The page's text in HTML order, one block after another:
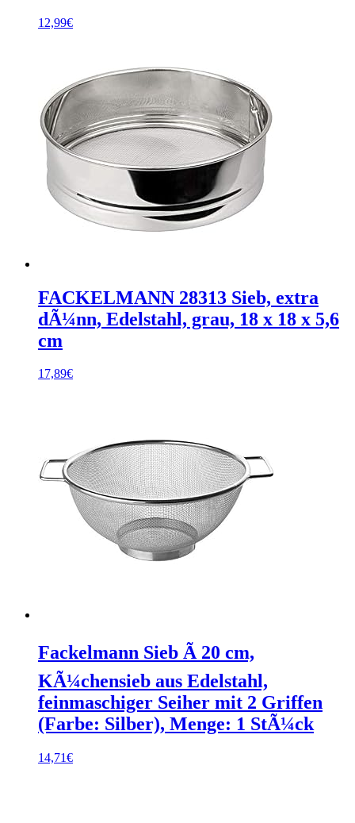
12,99€
FACKELMANN 28313 Sieb, extra
dÃ¼nn, Edelstahl, grau, 18 x 18 x 5,6
cm
17,89€
Fackelmann Sieb Ã 20 cm,
KÃ¼chensieb aus Edelstahl,
feinmaschiger Seiher mit 2 Griffen
(Farbe: Silber), Menge: 1 StÃ¼ck
14,71€